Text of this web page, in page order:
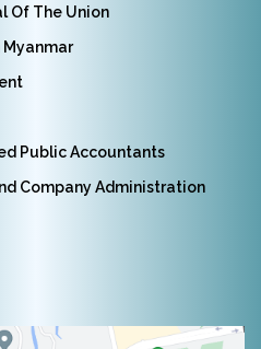
Of The Union
Public Accountants
Company Administration